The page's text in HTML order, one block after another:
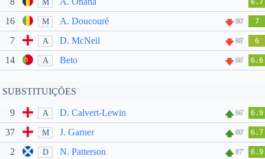
M 6.7
16 M A. Doucouré 80' 7
7 A D. McNeil 88' 6
14 A Beto 66' 6.6
SUBSTITUIÇÕES
9 A D. Calvert-Lewin 66' 6.9
37 M J. Garner 80' 6.7
2 D N. Patterson 87' 6.9